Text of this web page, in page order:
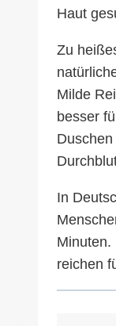
Haut
Zu
Milde
besser
In
Minuten.
reichen